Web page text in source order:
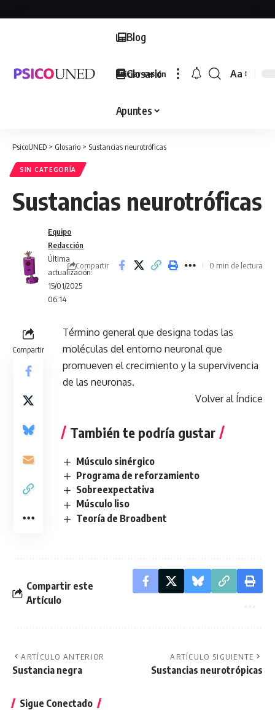
Blog
Glosario
Apuntes
Iniciar sesión
Font
Aa
PsicoUNED > Glosario > Sustancias neurotróficas
SIN CATEGORÍA
Sustancias neurotróficas
Última
actualización:
15/01/2025
06:14
Equipo
Redacción
Compartir 0 min de lectura
Compartir
Término general que designa todas las
moléculas del entorno neuronal que
promueven el crecimiento y la supervivencia
de las neuronas.
Volver al Índice
También te podría gustar
Músculo sinérgico
Programa de reforzamiento
Sobreexpectativa
Músculo liso
Teoría de Broadbent
Compartir este
Artículo
ARTÍCULO ANTERIOR
Sustancia negra
ARTÍCULO SIGUIENTE
Sustancias neurotrópicas
Sigue Conectado